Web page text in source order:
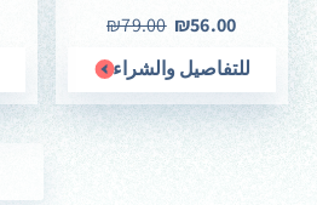
₪56.00
₪79.00
للتفاصيل والشراء